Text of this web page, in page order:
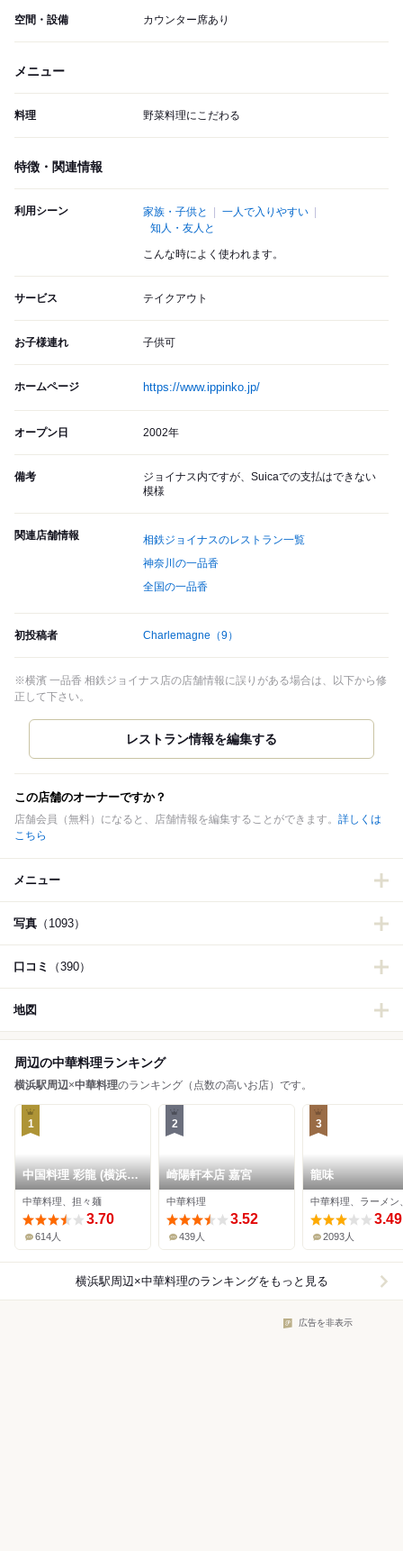
空間・設備 カウンター席あり
メニュー
料理 野菜料理にこだわる
特徴・関連情報
利用シーン 家族・子供と
一人で入りやすい
知人・友人と
こんな時によく使われます。
サービス テイクアウト
お子様連れ 子供可
ホームページ https://www.ippinko.jp/
オープン日 2002年
備考
ジョイナス内ですが、Suicaでの支払はできない
模様
関連店舗情報
相鉄ジョイナスのレストラン一覧
神奈川の一品香
全国の一品香
初投稿者 Charlemagne （9）
※横濱 一品香 相鉄ジョイナス店の店舗情報に誤りがある場合は、以下から修
正して下さい。
この店舗のオーナーですか？
店舗会員（無料）になると、店舗情報を編集することができます。 詳しくは
こちら
メニュー
写真 （1093）
口コミ （390）
地図
周辺の中華料理ランキング
横浜駅周辺×中華料理のランキング（点数の高いお店）です。
1
中国料理 彩龍 (横浜ベ
イシェラトン ホテル&
タワーズ)
中華料理、担々麺
3.70
614人
2
崎陽軒本店 嘉宮
中華料理
3.52
439人
3
龍味
中華料理、ラーメン
3.49
2093人
横浜駅周辺×中華料理のランキングをもっと見る
広告を非表示